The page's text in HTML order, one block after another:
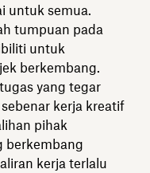
untuk semua.
tumpuan pada
untuk
berkembang.
yang tegar
kerja kreatif
pihak
berkembang
kerja terlalu